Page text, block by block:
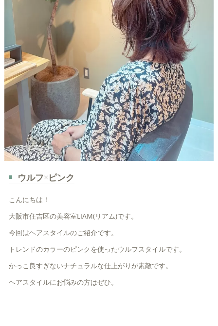
ウルフ×ピンク
こんにちは！
大阪市住吉区の美容室LIAM(リアム)です。
今回はヘアスタイルのご紹介です。
トレンドのカラーのピンクを使ったウルフスタイルです。
かっこ良すぎないナチュラルな仕上がりが素敵です。
ヘアスタイルにお悩みの方はぜひ。